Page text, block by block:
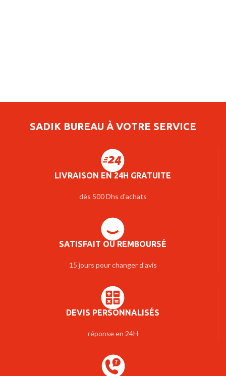
SADIK BUREAU À VOTRE SERVICE
LIVRAISON EN 24H GRATUITE
dès 500 Dhs d'achats
SATISFAIT OU REMBOURSÉ
15 jours pour changer d'avis
DEVIS PERSONNALISÉS
réponse en 24H